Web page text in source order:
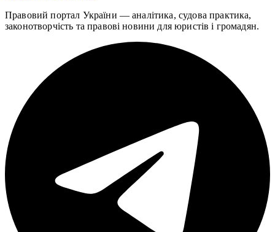
Правовий портал України — аналітика, судова практика,
законотворчість та правові новини для юристів і громадян.